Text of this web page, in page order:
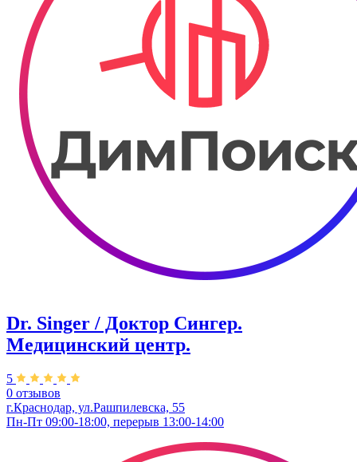
Dr. Singer / Доктор Сингер.
Медицинский центр.
5
0 отзывов
г.Краснодар, ул.Рашпилевска, 55
Пн-Пт 09:00-18:00, перерыв 13:00-14:00